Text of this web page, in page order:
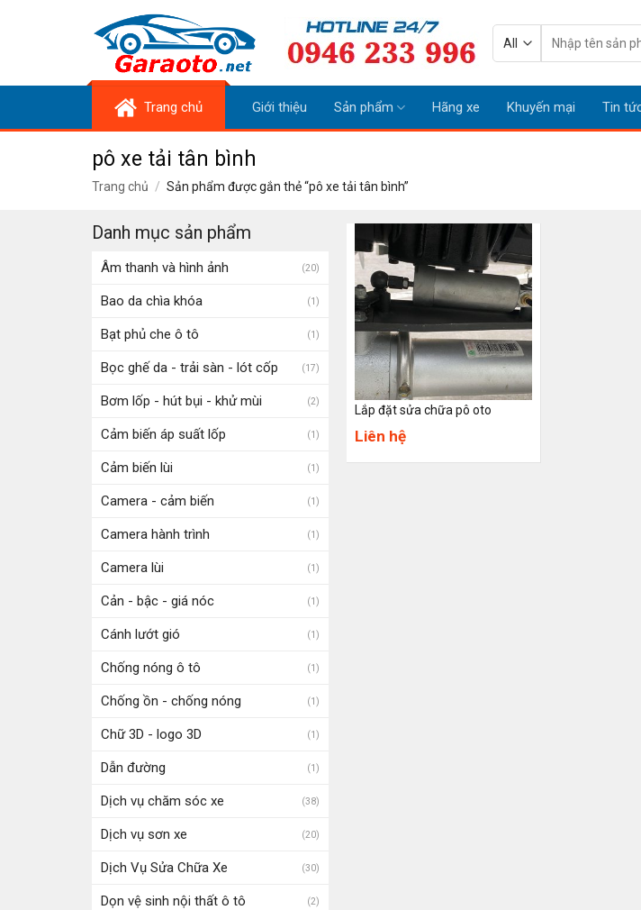
kiếm:
Trang chủ Giới thiệu Sản phẩm Hãng xe Khuyến mại Tin
pô xe tải tân bình
Trang chủ / Sản phẩm được gắn thẻ “pô xe tải tân bình”
Danh mục sản phẩm
Âm thanh và hình ảnh (20)
Bao da chìa khóa (1)
Bạt phủ che ô tô (1)
Bọc ghế da - trải sàn - lót cốp (17)
Bơm lốp - hút bụi - khử mùi (2)
Cảm biến áp suất lốp (1)
Cảm biến lùi (1)
Camera - cảm biến (1)
Camera hành trình (1)
Camera lùi (1)
Cản - bậc - giá nóc (1)
Cánh lướt gió (1)
Chống nóng ô tô (1)
Chống ồn - chống nóng (1)
Chữ 3D - logo 3D (1)
Dẫn đường (1)
Dịch vụ chăm sóc xe (38)
Dịch vụ sơn xe (20)
Dịch Vụ Sửa Chữa Xe (30)
Dọn vệ sinh nội thất ô tô (2)
Lắp đặt sửa chữa pô oto
Liên hệ